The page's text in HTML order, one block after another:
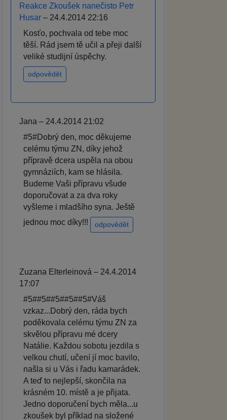
Reakce Zkoušek nanečisto Petr
Husar – 24.4.2014 22:16
Kosťo, pochvala od tebe moc
těší. Rád jsem tě učil a přeji další
veliké studijní úspěchy.
odpovědět
Jana – 24.4.2014 21:02
#5#Dobrý den, moc děkujeme
celému týmu ZN, díky jehož
přípravě dcera uspěla na obou
gymnáziích, kam se hlásila.
Budeme Vaši přípravu všude
doporučovat a za dva roky
vyšleme i mladšího syna. Ještě
jednou moc díky!!!
odpovědět
Zuzana Elterleinová – 24.4.2014
17:07
#5##5##5##5##5#Váš
vzkaz...Dobrý den, ráda bych
poděkovala celému týmu ZN za
skvělou přípravu mé dcery
Natálie. Každou sobotu jezdila s
velkou chutí, učení jí moc bavilo,
našla si u Vás i řadu kamarádek.
A teď to nejlepší, skončila na
krásném 10. místě a je přijata.
Jedno doporučení bych měla...u
zkoušek byl příklad na složené